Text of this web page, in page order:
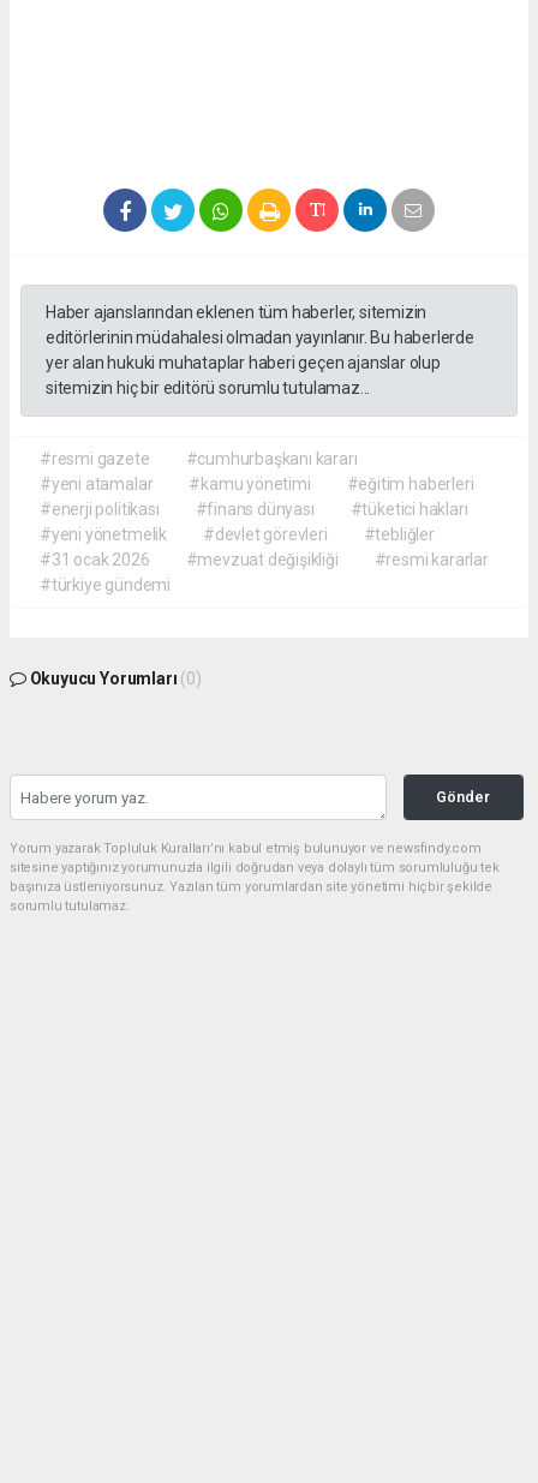
Haber ajanslarından eklenen tüm haberler, sitemizin
editörlerinin müdahalesi olmadan yayınlanır. Bu haberlerde
yer alan hukuki muhataplar haberi geçen ajanslar olup
sitemizin hiç bir editörü sorumlu tutulamaz...
#resmi gazete
#cumhurbaşkanı kararı
#yeni atamalar
#kamu yönetimi
#eğitim haberleri
#enerji politikası
#finans dünyası
#tüketici hakları
#yeni yönetmelik
#devlet görevleri
#tebliğler
#31 ocak 2026
#mevzuat değişikliği
#resmi kararlar
#türkiye gündemi
Okuyucu Yorumları (0)
Gönder
Yorum yazarak Topluluk Kuralları’nı kabul etmiş bulunuyor ve newsfindy.com
sitesine yaptığınız yorumunuzla ilgili doğrudan veya dolaylı tüm sorumluluğu tek
başınıza üstleniyorsunuz. Yazılan tüm yorumlardan site yönetimi hiçbir şekilde
sorumlu tutulamaz.